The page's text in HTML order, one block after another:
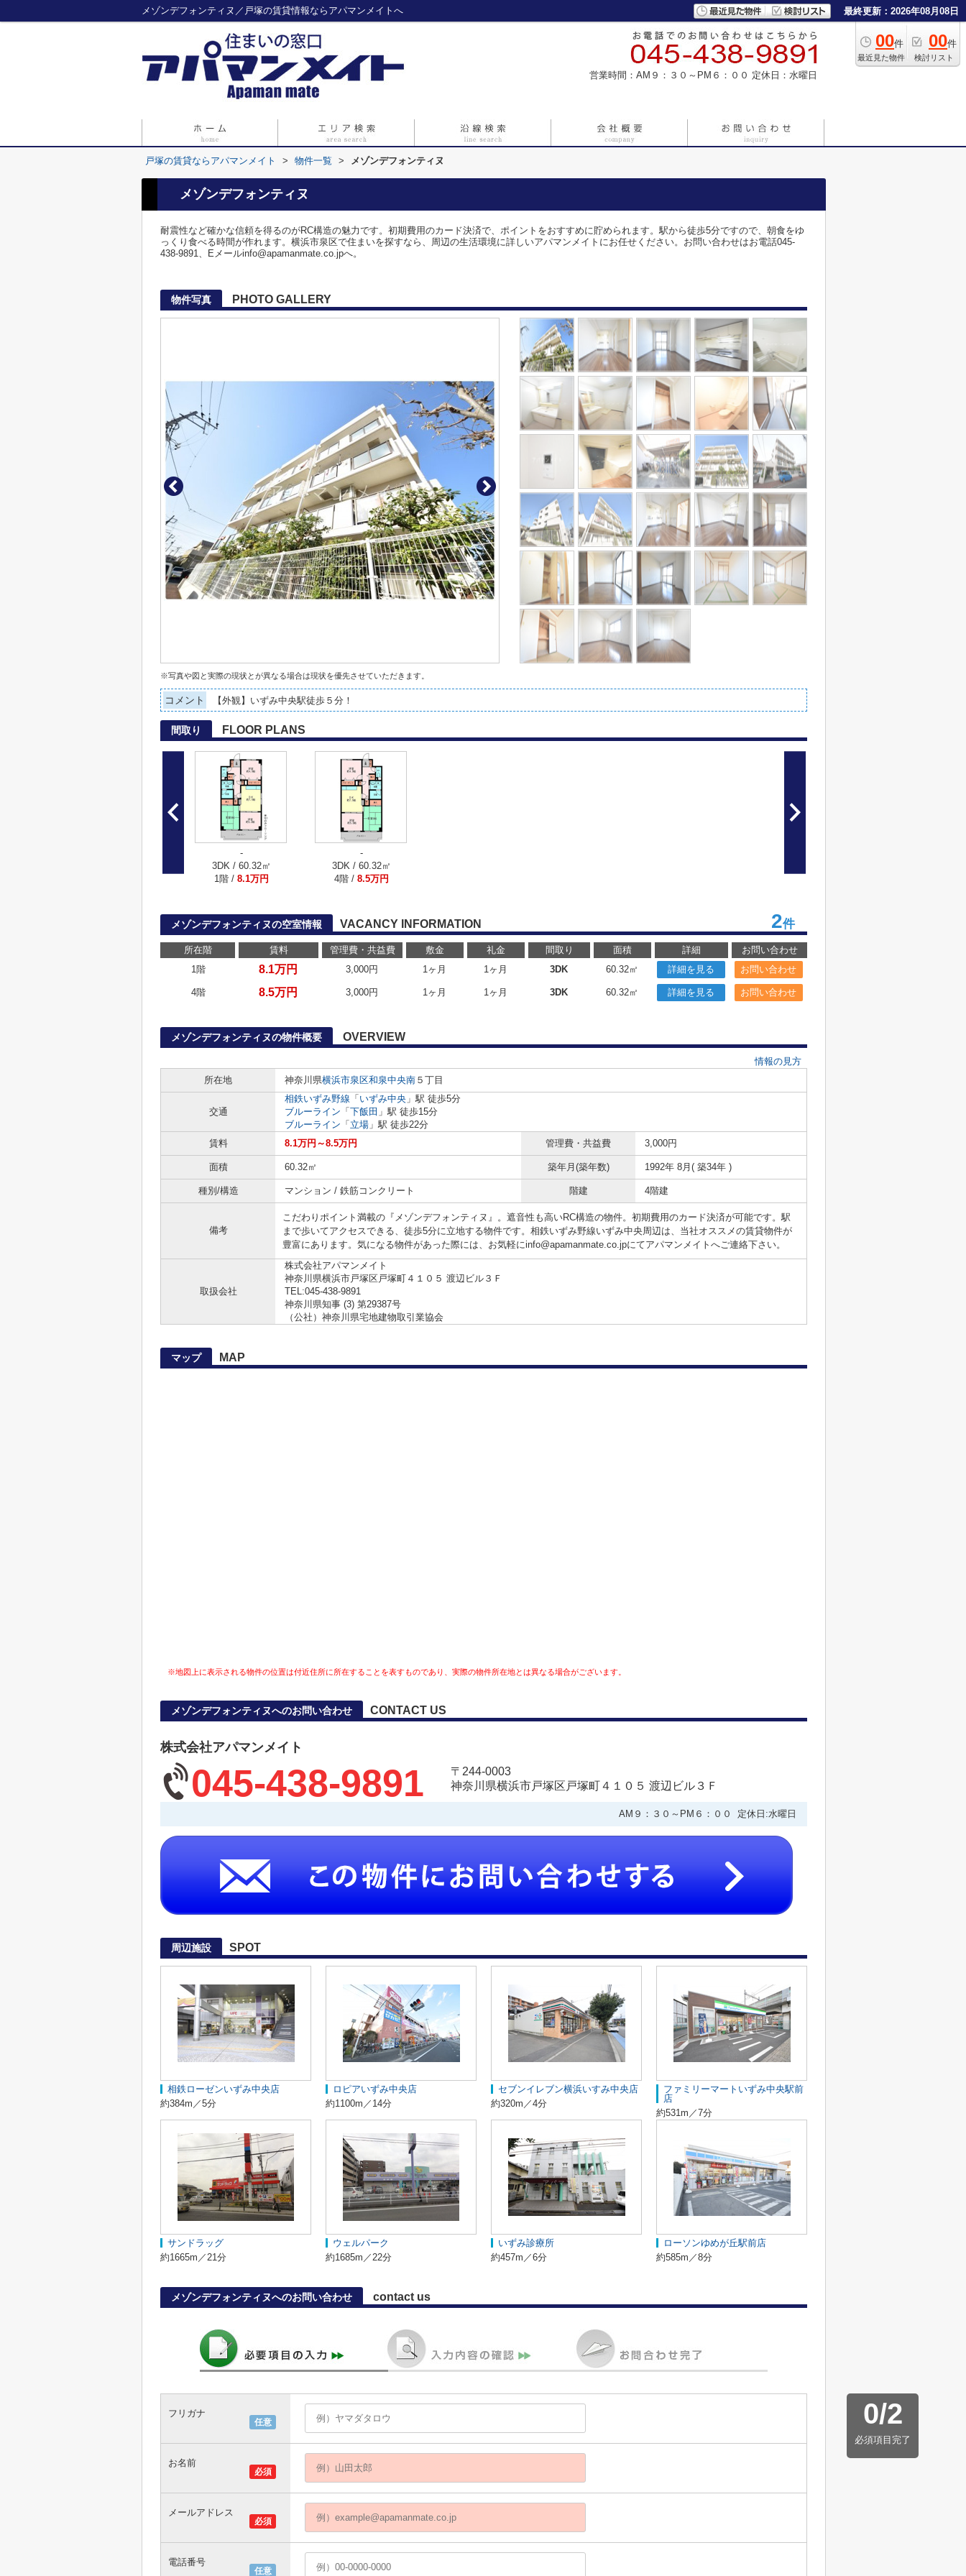
メゾンデフォンティヌ／戸塚の賃貸情報ならアパマンメイトへ 最終更新：2026年08月08日
00件
最近見た物件
00件
検討リスト
営業時間：AM９：３０～PM６：００ 定休日：水曜日
戸塚の賃貸ならアパマンメイト > 物件一覧 > メゾンデフォンティヌ
メゾンデフォンティヌ
耐震性など確かな信頼を得るのがRC構造の魅力です。初期費用のカード決済で、ポイントをおすすめに貯められます。駅から徒歩5分ですので、朝食をゆ
っくり食べる時間が作れます。横浜市泉区で住まいを探すなら、周辺の生活環境に詳しいアパマンメイトにお任せください。お問い合わせはお電話045-
438-9891、Eメールinfo@apamanmate.co.jpへ。
物件写真 PHOTO GALLERY
※写真や図と実際の現状とが異なる場合は現状を優先させていただきます。
コメント 【外観】いずみ中央駅徒歩５分！
間取り FLOOR PLANS
-
3DK / 60.32㎡
1階 / 8.1万円
-
3DK / 60.32㎡
4階 / 8.5万円
メゾンデフォンティヌの空室情報 VACANCY INFORMATION 2件
所在階 賃料 管理費・共益費 敷金 礼金 間取り 面積 詳細
お問い合わせ
1階
8.1万円 3,000円 1ヶ月 1ヶ月 3DK 60.32㎡ 詳細を見る お問い合わせ
4階 8.5万円 3,000円 1ヶ月 1ヶ月 3DK 60.32㎡ 詳細を見る お問い合わせ
メゾンデフォンティヌの物件概要 OVERVIEW
情報の見方
所在地
神奈川県横浜市泉区和泉中央南 ５丁目
交通
相鉄いずみ野線 「 いずみ中央 」駅 徒歩5分
ブルーライン 「 下飯田 」駅 徒歩15分
ブルーライン 「 立場 」駅 徒歩22分
賃料
8.1万円～8.5万円 管理費・共益費 3,000円
面積 60.32㎡ 築年月(築年数) 1992年 8月( 築34年 )
種別/構造 マンション / 鉄筋コンクリート 階建 4階建
備考
こだわりポイント満載の『メゾンデフォンティヌ』。遮音性も高いRC構造の物件。初期費用のカード決済が可能です。駅
まで歩いてアクセスできる、徒歩5分に立地する物件です。相鉄いずみ野線いずみ中央周辺は、当社オススメの賃貸物件が
豊富にあります。気になる物件があった際には、お気軽にinfo@apamanmate.co.jpにてアパマンメイトへご連絡下さい。
取扱会社
株式会社アパマンメイト
神奈川県横浜市戸塚区戸塚町４１０５ 渡辺ビル３Ｆ
TEL:045-438-9891
神奈川県知事 (3) 第29387号
（公社）神奈川県宅地建物取引業協会
マップ MAP
※地図上に表示される物件の位置は付近住所に所在することを表すものであり、実際の物件所在地とは異なる場合がございます。
メゾンデフォンティヌへのお問い合わせ CONTACT US
株式会社アパマンメイト
045-438-9891
〒244-0003
神奈川県横浜市戸塚区戸塚町４１０５ 渡辺ビル３Ｆ
AM９：３０～PM６：００ 定休日:水曜日
周辺施設 SPOT
相鉄ローゼンいずみ中央店
約384m／5分
ロピアいずみ中央店
約1100m／14分
セブンイレブン横浜いすみ中央店
約320m／4分
ファミリーマートいずみ中央駅前
店
約531m／7分
サンドラッグ
約1665m／21分
ウェルパーク
約1685m／22分
いずみ診療所
約457m／6分
ローソンゆめが丘駅前店
約585m／8分
メゾンデフォンティヌへのお問い合わせ contact us
0/2
必須項目完了
任意
フリガナ
必須
お名前
必須
メールアドレス
任意
電話番号